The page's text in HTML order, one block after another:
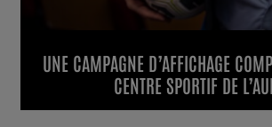
UNE CAMPAGNE D’AFFICHAGE
CENTRE SPORTIF DE